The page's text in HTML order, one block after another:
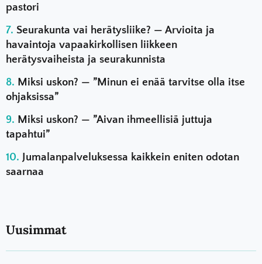
pastori
Seurakunta vai herätysliike? — Arvioita ja
havaintoja vapaakirkollisen liikkeen
herätysvaiheista ja seurakunnista
Miksi uskon? — ”Minun ei enää tarvitse olla itse
ohjaksissa”
Miksi uskon? — ”Aivan ihmeellisiä juttuja
tapahtui”
Jumalanpalveluksessa kaikkein eniten odotan
saarnaa
Uusimmat